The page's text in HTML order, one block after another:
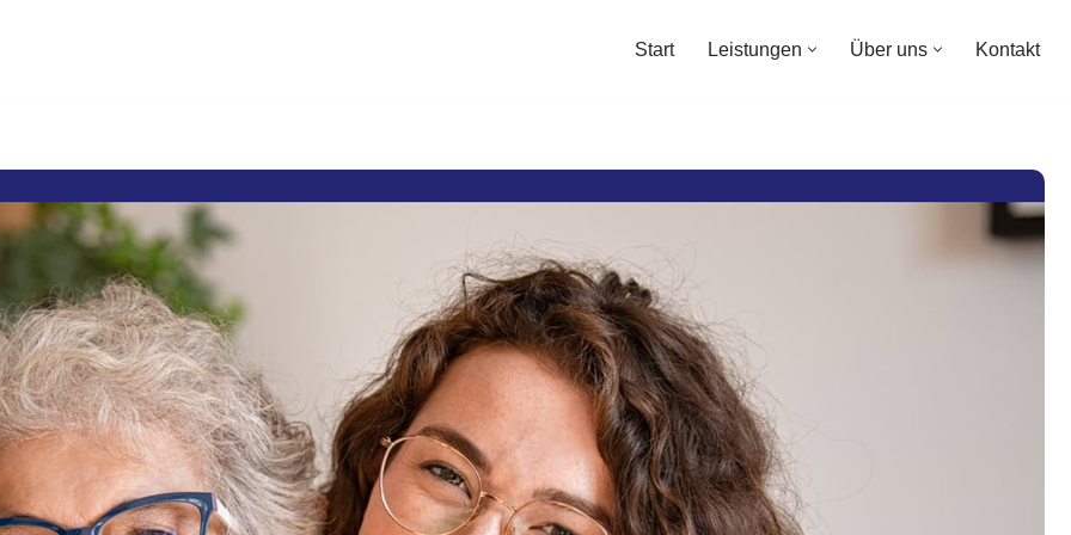
Start Leistungen Über uns Kontakt